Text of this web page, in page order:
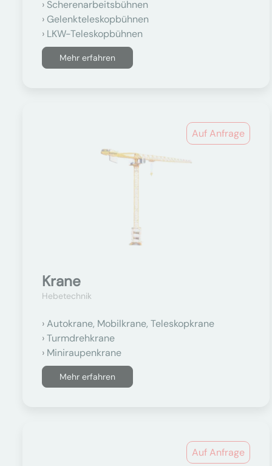
Scherenarbeitsbühnen
Gelenkteleskopbühnen
LKW-Teleskopbühnen
Mehr erfahren
Auf Anfrage
Krane
Hebetechnik
Autokrane, Mobilkrane, Teleskopkrane
Turmdrehkrane
Miniraupenkrane
Mehr erfahren
Auf Anfrage